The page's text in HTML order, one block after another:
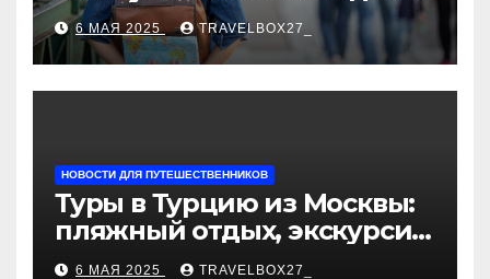
туры от туроператора
«Казан360»
6 МАЯ 2025 TRAVELBOX27_
НОВОСТИ ДЛЯ ПУТЕШЕСТВЕННИКОВ
Туры в Турцию из Москвы:
пляжный отдых, экскурсии
и лучшие курорты
6 МАЯ 2025 TRAVELBOX27_